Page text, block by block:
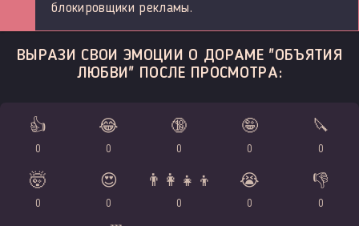
блокировщики рекламы.
ВЫРАЗИ СВОИ ЭМОЦИИ О ДОРАМЕ "ОБЪЯТИЯ
ЛЮБВИ" ПОСЛЕ ПРОСМОТРА:
👍
0
😂
0
🔞
0
🤪
0
🔪
0
🤯
0
😍
0
👨‍👩‍👧‍👦
0
😭
0
👎
0